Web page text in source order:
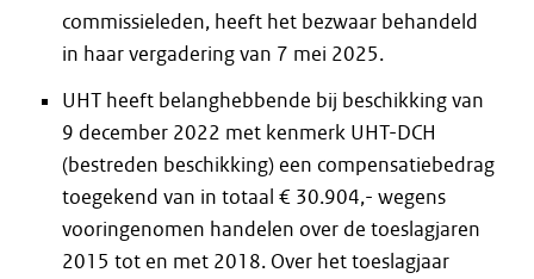
commissieleden, heeft het bezwaar behandeld
in haar vergadering van 7 mei 2025.
UHT heeft belanghebbende bij beschikking van
9 december 2022 met kenmerk UHT-DCH
(bestreden beschikking) een compensatiebedrag
toegekend van in totaal € 30.904,- wegens
vooringenomen handelen over de toeslagjaren
2015 tot en met 2018. Over het toeslagjaar